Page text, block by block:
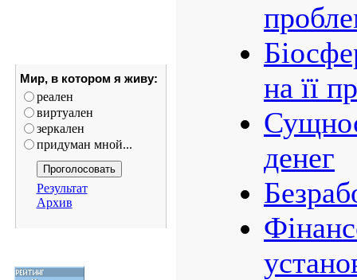
Мир, в котором я живу:
реален
виртуален
зеркален
придуман мной...
Результат
Архив
на її
денег